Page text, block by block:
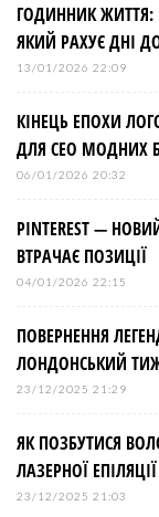
ГОДИННИК
ЯКИЙ РАХУЄ ДНІ
13/01/2026 22:09
КІНЕЦЬ ЕПОХИ
ДЛЯ СЕО МОДНИХ
06/01/2026 20:32
PINTEREST —
ВТРАЧАЄ ПОЗИЦІЇ
04/01/2026 22:15
ПОВЕРНЕННЯ
ЛОНДОНСЬКИЙ
23/12/2025 21:29
ЯК ПОЗБУТИСЯ
ЛАЗЕРНОЇ ЕПІЛЯЦІЇ
23/12/2025 21:03